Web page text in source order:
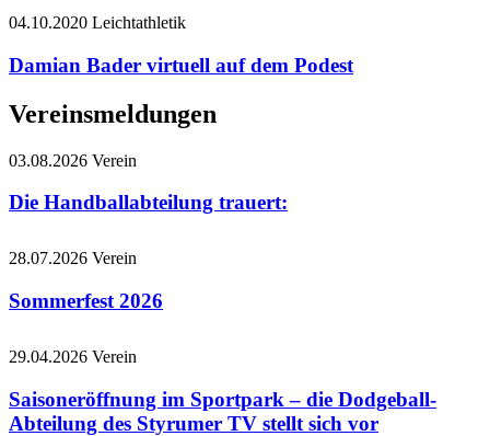
04.10.2020 Leichtathletik
Damian Bader virtuell auf dem Podest
Vereinsmeldungen
03.08.2026 Verein
Die Handballabteilung trauert:
28.07.2026 Verein
Sommerfest 2026
29.04.2026 Verein
Saisoneröffnung im Sportpark – die Dodgeball-
Abteilung des Styrumer TV stellt sich vor